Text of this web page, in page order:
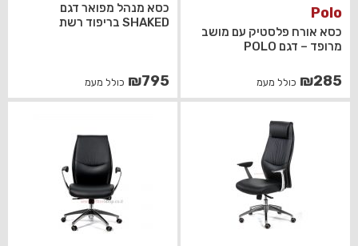
Polo
כסא אורח פלסטיק עם מושב
מרופד – דגם POLO
₪285 כולל מעמ
כסא מנהל מפואר דגם
SHAKED בריפוד רשת
₪795 כולל מעמ